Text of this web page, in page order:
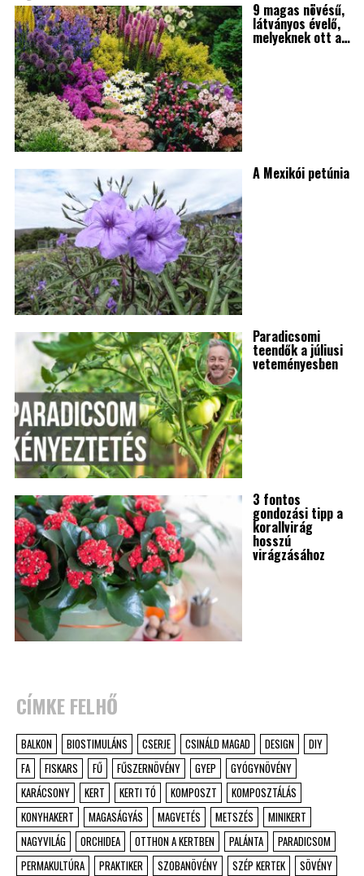
9 magas növésű,
látványos évelő,
melyeknek ott a…
A Mexikói petúnia
Paradicsomi
teendők a júliusi
veteményesben
3 fontos
gondozási tipp a
korallvirág
hosszú
virágzásához
CÍMKE FELHŐ
BALKON BIOSTIMULÁNS CSERJE CSINÁLD MAGAD DESIGN
DIY
FA
FISKARS FŰ FŰSZERNÖVÉNY GYEP
GYÓGYNÖVÉNY
KARÁCSONY
KERT KERTI TÓ KOMPOSZT
KOMPOSZTÁLÁS
KONYHAKERT
MAGASÁGYÁS MAGVETÉS METSZÉS
MINIKERT
NAGYVILÁG
ORCHIDEA OTTHON A KERTBEN PALÁNTA
PARADICSOM
PERMAKULTÚRA
PRAKTIKER SZOBANÖVÉNY SZÉP KERTEK
SÖVÉNY